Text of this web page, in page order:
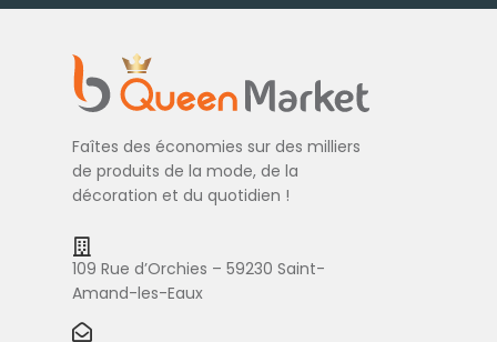
Faîtes des économies sur des milliers
de produits de la mode, de la
décoration et du quotidien !
109 Rue d’Orchies – 59230 Saint-
Amand-les-Eaux